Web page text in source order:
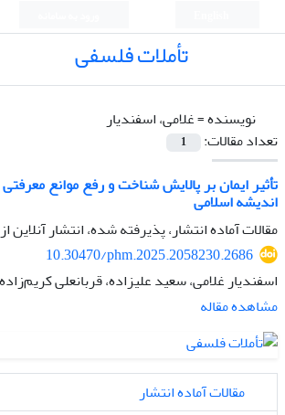
تأملات فلسفی
نویسنده =غلامی، اسفندیار
تعداد مقالات:
1
تأثیر ایمان بر پالایش شناخت و رفع موانع
اندیشه اسلامی
مقالات آماده انتشار، پذیرفته شده، انتشار آنلاین از
10.30470/phm.2025.2058230.2686
اسفندیار غلامی، سعید علیزاده، قربانعلی
مشاهده مقاله
مقالات آماده انتشار